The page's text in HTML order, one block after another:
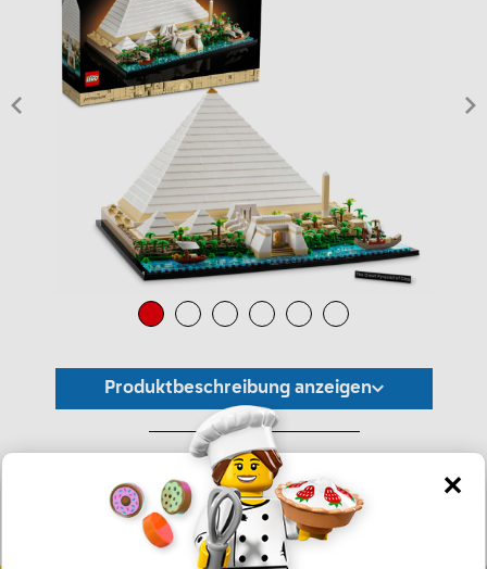
Produktbeschreibung anzeigen
*Unverbindliche Preisempfehlung -
Die Preisgestaltung liegt im alleinigen Ermessen des Händlers